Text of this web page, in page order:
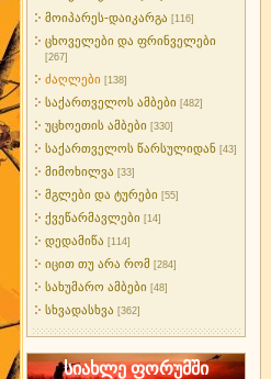
მოიპარეს-დაიკარგა [116]
ცხოველები და ფრინველები
[267]
ძაღლები [138]
საქართველოს ამბები [482]
უცხოეთის ამბები [330]
საქართველოს წარსულიდან [43]
მიმოხილვა [33]
მგლები და ტურები [55]
ქვეწარმავლები [14]
დედამიწა [114]
იცით თუ არა რომ [284]
სახუმარო ამბები [48]
სხვადასხვა [362]
სიახლე ფორუმში